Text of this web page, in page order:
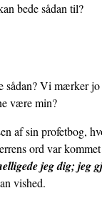
bede sådan til?
sådan? Vi mærker
være min?
af sin profetbog,
ord var
jeg dig; jeg
vished.